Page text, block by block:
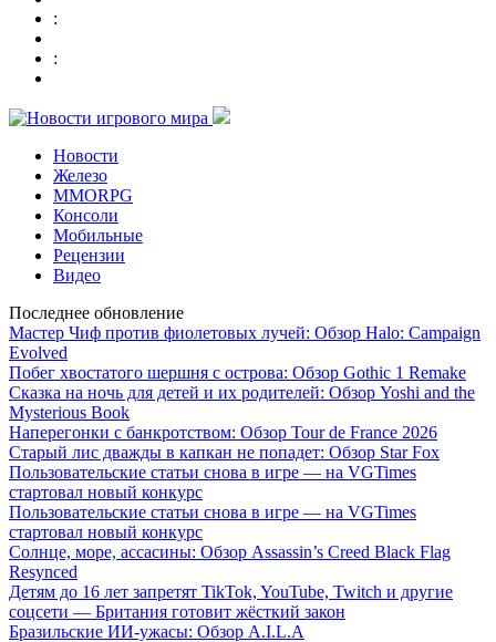
:
:
Новости
Железо
MMORPG
Консоли
Мобильные
Рецензии
Видео
Последнее обновление
Мастер Чиф против фиолетовых лучей: Обзор Halo: Campaign
Evolved
Побег хвостатого шершня с острова: Обзор Gothic 1 Remake
Сказка на ночь для детей и их родителей: Обзор Yoshi and the
Mysterious Book
Наперегонки с банкротством: Обзор Tour de France 2026
Старый лис дважды в капкан не попадет: Обзор Star Fox
Пользовательские статьи снова в игре — на VGTimes
стартовал новый конкурс
Пользовательские статьи снова в игре — на VGTimes
стартовал новый конкурс
Солнце, море, ассасины: Обзор Assassin’s Creed Black Flag
Resynced
Детям до 16 лет запретят TikTok, YouTube, Twitch и другие
соцсети — Британия готовит жёсткий закон
Бразильские ИИ-ужасы: Обзор A.I.L.A